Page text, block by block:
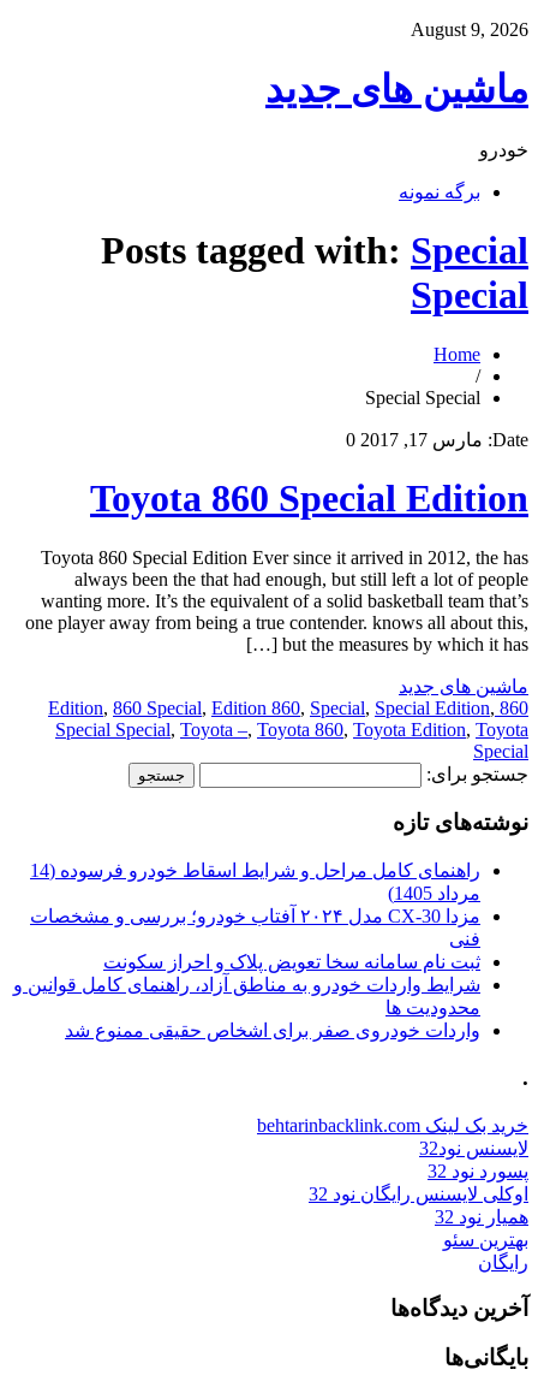
August 9, 2026
ماشین های جدید
خودرو
برگه نمونه
Posts tagged with: Special
Special
Home
/
Special Special
Date: مارس 17, 2017 0
Toyota 860 Special Edition
Toyota 860 Special Edition Ever since it arrived in 2012, the has
always been the that had enough, but still left a lot of people
wanting more. It’s the equivalent of a solid basketball team that’s
one player away from being a true contender. knows all about this,
but the measures by which it has […]
ماشین های جدید
860 Edition
, 860 Special, Edition 860, Special, Special Edition,
Special Special, Toyota –, Toyota 860, Toyota Edition, Toyota
Special
جستجو برای:
نوشته‌های تازه
راهنمای کامل مراحل و شرایط اسقاط خودرو فرسوده (14
مرداد 1405)
مزدا CX-30 مدل ۲۰۲۴ آفتاب خودرو؛ بررسی و مشخصات
فنی
ثبت نام سامانه سخا تعویض پلاک و احراز سکونت
شرایط واردات خودرو به مناطق آزاد، راهنمای کامل قوانین و
محدودیت ها
واردات خودروی صفر برای اشخاص حقیقی ممنوع شد
.
خرید بک لینک behtarinbacklink.com
لایسنس نود32
پسورد نود 32
اوکلی لایسنس رایگان نود 32
همیار نود 32
بهترین سئو
رایگان
آخرین دیدگاه‌ها
بایگانی‌ها